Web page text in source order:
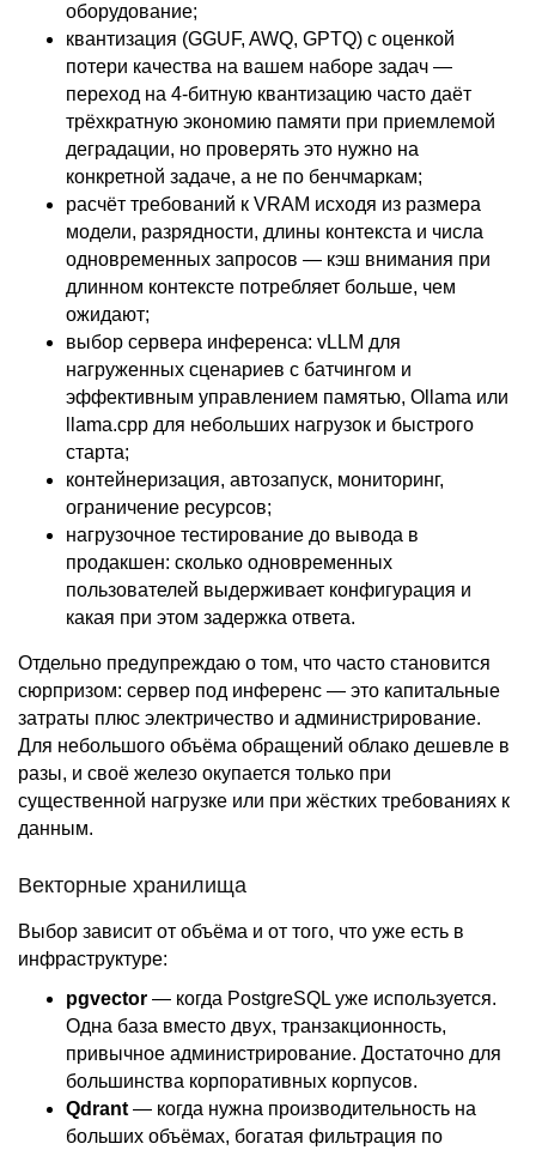
оборудование;
квантизация (GGUF, AWQ, GPTQ) с оценкой
потери качества на вашем наборе задач —
переход на 4-битную квантизацию часто даёт
трёхкратную экономию памяти при приемлемой
деградации, но проверять это нужно на
конкретной задаче, а не по бенчмаркам;
расчёт требований к VRAM исходя из размера
модели, разрядности, длины контекста и числа
одновременных запросов — кэш внимания при
длинном контексте потребляет больше, чем
ожидают;
выбор сервера инференса: vLLM для
нагруженных сценариев с батчингом и
эффективным управлением памятью, Ollama или
llama.cpp для небольших нагрузок и быстрого
старта;
контейнеризация, автозапуск, мониторинг,
ограничение ресурсов;
нагрузочное тестирование до вывода в
продакшен: сколько одновременных
пользователей выдерживает конфигурация и
какая при этом задержка ответа.
Отдельно предупреждаю о том, что часто становится
сюрпризом: сервер под инференс — это капитальные
затраты плюс электричество и администрирование.
Для небольшого объёма обращений облако дешевле в
разы, и своё железо окупается только при
существенной нагрузке или при жёстких требованиях к
данным.
Векторные хранилища
Выбор зависит от объёма и от того, что уже есть в
инфраструктуре:
pgvector — когда PostgreSQL уже используется.
Одна база вместо двух, транзакционность,
привычное администрирование. Достаточно для
большинства корпоративных корпусов.
Qdrant — когда нужна производительность на
больших объёмах, богатая фильтрация по